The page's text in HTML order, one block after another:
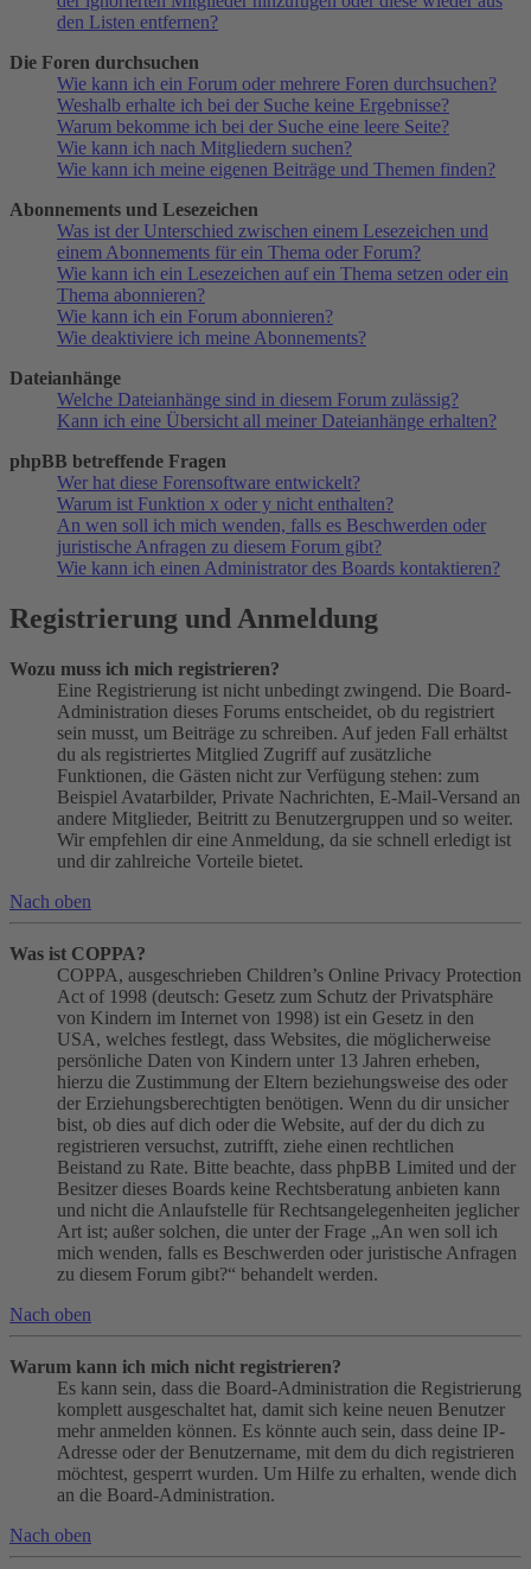
den Listen entfernen?
Die Foren durchsuchen
Wie kann ich ein Forum oder mehrere Foren durchsuchen?
Weshalb erhalte ich bei der Suche keine Ergebnisse?
Warum bekomme ich bei der Suche eine leere Seite?
Wie kann ich nach Mitgliedern suchen?
Wie kann ich meine eigenen Beiträge und Themen finden?
Abonnements und Lesezeichen
Was ist der Unterschied zwischen einem Lesezeichen und
einem Abonnements für ein Thema oder Forum?
Wie kann ich ein Lesezeichen auf ein Thema setzen oder ein
Thema abonnieren?
Wie kann ich ein Forum abonnieren?
Wie deaktiviere ich meine Abonnements?
Dateianhänge
Welche Dateianhänge sind in diesem Forum zulässig?
Kann ich eine Übersicht all meiner Dateianhänge erhalten?
phpBB betreffende Fragen
Wer hat diese Forensoftware entwickelt?
Warum ist Funktion x oder y nicht enthalten?
An wen soll ich mich wenden, falls es Beschwerden oder
juristische Anfragen zu diesem Forum gibt?
Wie kann ich einen Administrator des Boards kontaktieren?
Registrierung und Anmeldung
Wozu muss ich mich registrieren?
Eine Registrierung ist nicht unbedingt zwingend. Die Board-
Administration dieses Forums entscheidet, ob du registriert
sein musst, um Beiträge zu schreiben. Auf jeden Fall erhältst
du als registriertes Mitglied Zugriff auf zusätzliche
Funktionen, die Gästen nicht zur Verfügung stehen: zum
Beispiel Avatarbilder, Private Nachrichten, E-Mail-Versand an
andere Mitglieder, Beitritt zu Benutzergruppen und so weiter.
Wir empfehlen dir eine Anmeldung, da sie schnell erledigt ist
und dir zahlreiche Vorteile bietet.
Nach oben
Was ist COPPA?
COPPA, ausgeschrieben Children’s Online Privacy Protection
Act of 1998 (deutsch: Gesetz zum Schutz der Privatsphäre
von Kindern im Internet von 1998) ist ein Gesetz in den
USA, welches festlegt, dass Websites, die möglicherweise
persönliche Daten von Kindern unter 13 Jahren erheben,
hierzu die Zustimmung der Eltern beziehungsweise des oder
der Erziehungsberechtigten benötigen. Wenn du dir unsicher
bist, ob dies auf dich oder die Website, auf der du dich zu
registrieren versuchst, zutrifft, ziehe einen rechtlichen
Beistand zu Rate. Bitte beachte, dass phpBB Limited und der
Besitzer dieses Boards keine Rechtsberatung anbieten kann
und nicht die Anlaufstelle für Rechtsangelegenheiten jeglicher
Art ist; außer solchen, die unter der Frage „An wen soll ich
mich wenden, falls es Beschwerden oder juristische Anfragen
zu diesem Forum gibt?“ behandelt werden.
Nach oben
Warum kann ich mich nicht registrieren?
Es kann sein, dass die Board-Administration die Registrierung
komplett ausgeschaltet hat, damit sich keine neuen Benutzer
mehr anmelden können. Es könnte auch sein, dass deine IP-
Adresse oder der Benutzername, mit dem du dich registrieren
möchtest, gesperrt wurden. Um Hilfe zu erhalten, wende dich
an die Board-Administration.
Nach oben